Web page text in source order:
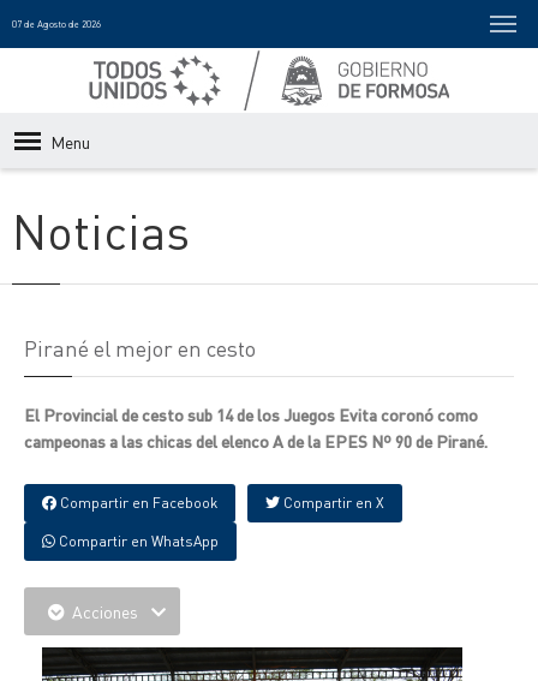
07 de Agosto de 2026
Menu
Noticias
Pirané el mejor en cesto
El Provincial de cesto sub 14 de los Juegos Evita coronó como
campeonas a las chicas del elenco A de la EPES Nº 90 de Pirané.
Compartir en Facebook Compartir en X
Compartir en WhatsApp
Acciones